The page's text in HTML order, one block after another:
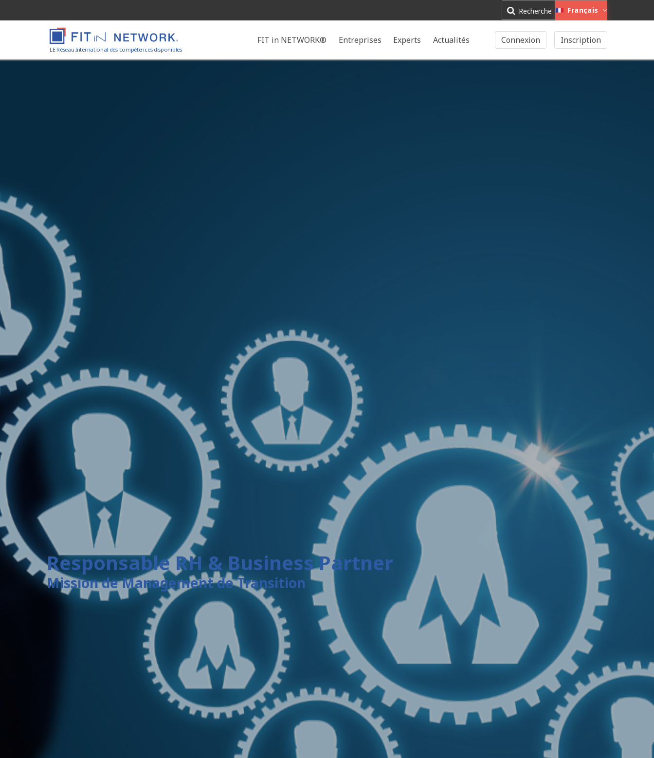
Recherche Français
Rechercher
LE Réseau International des compétences disponibles
FIT in NETWORK® Entreprises Experts Actualités Connexion Inscription
Responsable RH & Business Partner
Mission de Management de Transition